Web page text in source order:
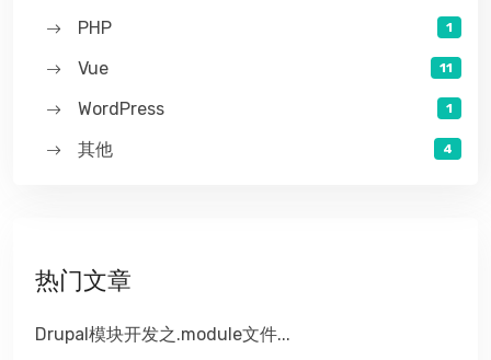
PHP 1
Vue 11
WordPress 1
其他 4
热门文章
Drupal模块开发之.module文件...